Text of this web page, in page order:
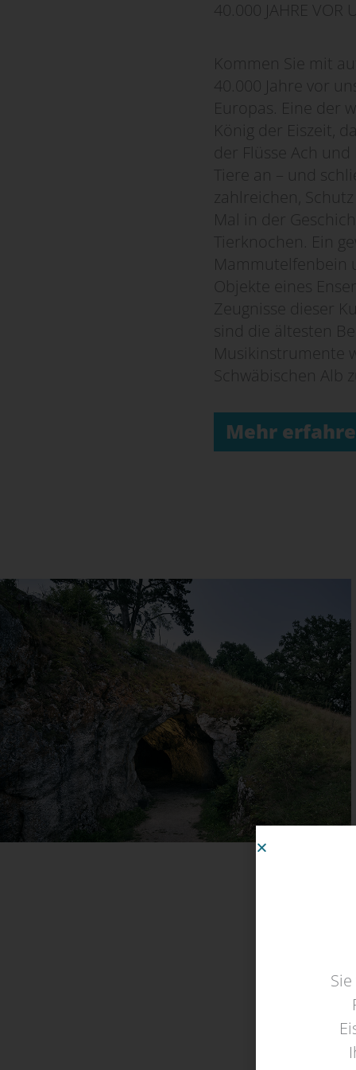
40.000 JAHRE VOR
Kommen Sie mit
40.000 Jahre vor
Europas. Eine der
König der Eiszeit,
der Flüsse Ach
Tiere an – und
zahlreichen,
Mal in der
Tierknochen. Ein
Mammutelfenbein
Objekte eines
Zeugnisse dieser
sind die ältesten
Musikinstrumente
Schwäbischen Alb
Mehr